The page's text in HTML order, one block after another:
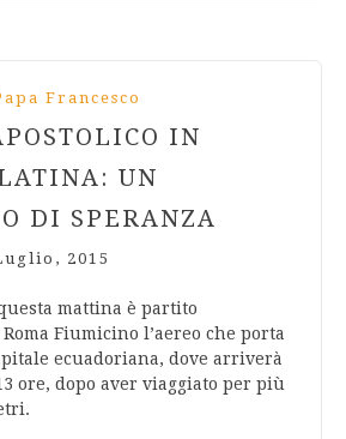
Francesco
IN
UN
DI SPERANZA
2015
mattina è partito
Fiumicino l’aereo che porta
ecuadoriana, dove arriverà
ore, dopo aver viaggiato per più